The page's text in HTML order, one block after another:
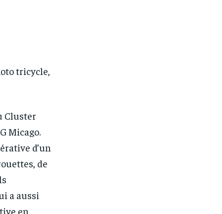
tricycle,
Cluster
Micago.
d’un
de
a aussi
en